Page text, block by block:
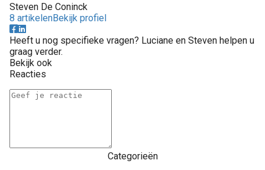
Steven De Coninck
8 artikelenBekijk profiel
Heeft u nog specifieke vragen? Luciane en Steven helpen u
graag verder.
Bekijk ook
Reacties
Categorieën